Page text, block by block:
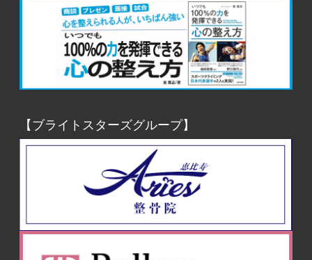
【ブライトスターズグループ】